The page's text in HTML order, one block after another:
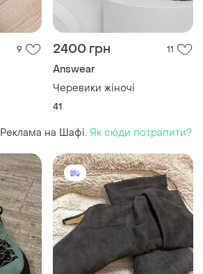
9 2400 грн 11
Answear
Черевики жіночі
41
Реклама на Шафі. Як сюди потрапити?